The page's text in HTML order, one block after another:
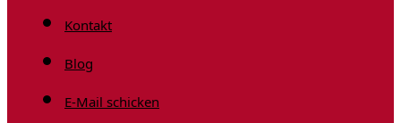
Kontakt
Blog
E-Mail schicken